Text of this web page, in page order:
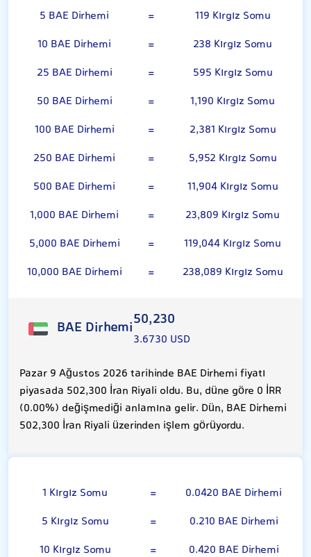
5 BAE Dirhemi
=
119 Kırgız Somu
10 BAE Dirhemi
=
238 Kırgız Somu
25 BAE Dirhemi
=
595 Kırgız Somu
50 BAE Dirhemi
=
1,190 Kırgız Somu
100 BAE Dirhemi
=
2,381 Kırgız Somu
250 BAE Dirhemi
=
5,952 Kırgız Somu
500 BAE Dirhemi
=
11,904 Kırgız Somu
1,000 BAE Dirhemi
=
23,809 Kırgız Somu
5,000 BAE Dirhemi
=
119,044 Kırgız Somu
10,000 BAE Dirhemi
= 238,089 Kırgız Somu
BAE Dirhemi50,230
3.6730 USD
Pazar 9 Ağustos 2026 tarihinde BAE Dirhemi fiyatı
piyasada 502,300 İran Riyali oldu. Bu, düne göre 0 İRR
(0.00%) değişmediği anlamına gelir. Dün, BAE Dirhemi
502,300 İran Riyali üzerinden işlem görüyordu.
1 Kırgız Somu =
0.0420 BAE Dirhemi
5 Kırgız Somu
=
0.210 BAE Dirhemi
10 Kırgız Somu
= 0.420 BAE Dirhemi